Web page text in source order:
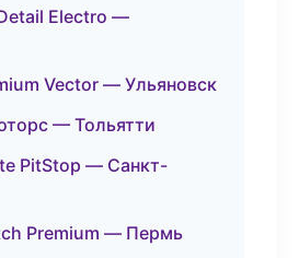
Electro —
Vector — Ульяновск
— Тольятти
PitStop — Санкт-
Premium — Пермь